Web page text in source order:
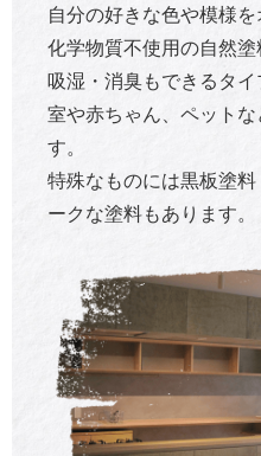
自分の好きな色や模様を
化学物質不使用の自然塗
吸湿・消臭もできるタ
室や赤ちゃん、ペット
す。
特殊なものには黒板塗
ークな塗料もあります。